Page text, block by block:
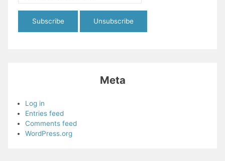
Meta
Log in
Entries feed
Comments feed
WordPress.org